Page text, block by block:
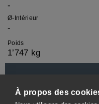
À propos des
-
Ø-Intérieur
-
Poids
1’747 kg